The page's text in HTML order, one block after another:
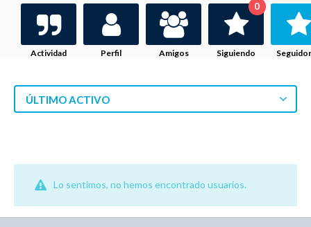
Actividad Perfil Amigos Siguiendo
0
ÚLTIMO ACTIVO
Lo sentimos, no hemos encontrado usuarios.